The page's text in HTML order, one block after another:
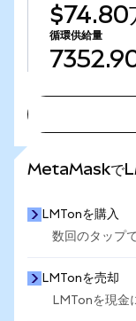
$74.80
循環供給量
MetaMaskで
LMTonを購入
数回のタップ
LMTonを売却
LMTonを現金